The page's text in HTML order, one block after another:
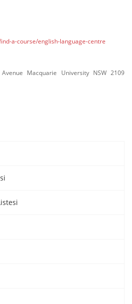
a-course/english-language-centre
Macquarie University NSW 2109